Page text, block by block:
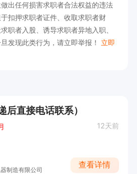
出任何损害求职者合法权益的违法
扣押求职者证件、收取求职者财
职者入股、诱导求职者异地入职、
发现此类行为，请立即举报！ 立即
后直接电话联系）
12天前
制造有限公司
查看详情